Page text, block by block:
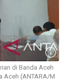
di Banda Aceh
Aceh (ANTARA/M